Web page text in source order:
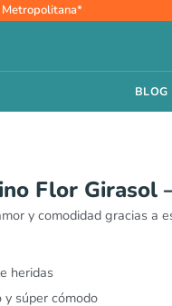
Metropolitana*
BLOG
Flor Girasol
y comodidad gracias a
heridas
y súper cómodo
Rango
de
desde
hasta